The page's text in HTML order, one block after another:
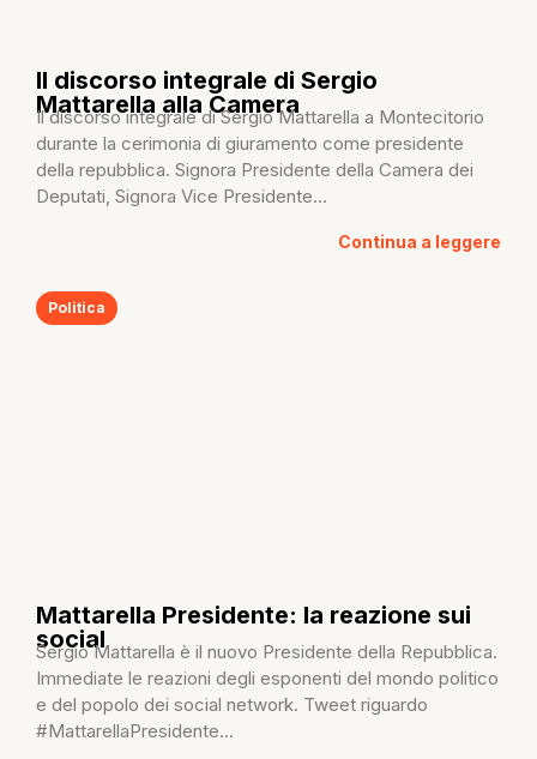
Il discorso integrale di Sergio
Mattarella alla Camera
Il discorso integrale di Sergio Mattarella a Montecitorio
durante la cerimonia di giuramento come presidente
della repubblica. Signora Presidente della Camera dei
Deputati, Signora Vice Presidente...
Continua a leggere
Politica
Mattarella Presidente: la reazione sui
social
Sergio Mattarella è il nuovo Presidente della Repubblica.
Immediate le reazioni degli esponenti del mondo politico
e del popolo dei social network. Tweet riguardo
#MattarellaPresidente...